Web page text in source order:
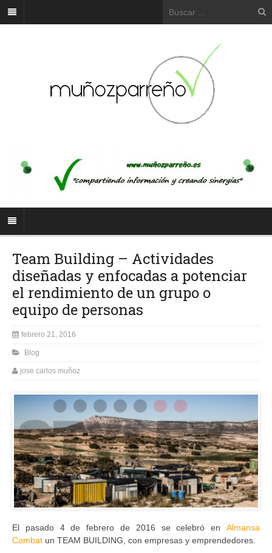
Team Building – Actividades
diseñadas y enfocadas a potenciar
el rendimiento de un grupo o
equipo de personas
febrero 21, 2016
Blog
jose carlos muñoz
El pasado 4 de febrero de 2016 se celebró en Almansa
Combat un TEAM BUILDING, con empresas y emprendedores.